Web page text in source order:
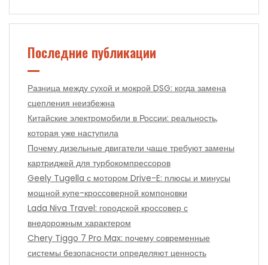
Последние публикации
Разница между сухой и мокрой DSG: когда замена
сцепления неизбежна
Китайские электромобили в России: реальность,
которая уже наступила
Почему дизельные двигатели чаще требуют замены
картриджей для турбокомпрессоров
Geely Tugella с мотором Drive-E: плюсы и минусы
мощной купе-кроссоверной компоновки
Lada Niva Travel: городской кроссовер с
внедорожным характером
Chery Tiggo 7 Pro Max: почему современные
системы безопасности определяют ценность